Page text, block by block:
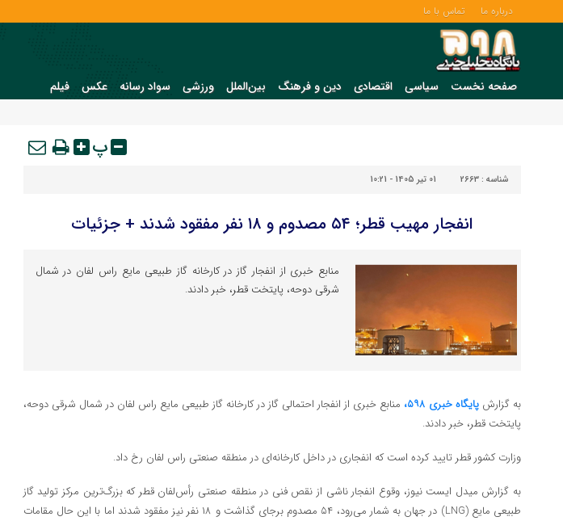
درباره ما تماس با ما
صفحه نخست سیاسی اقتصادی دین و فرهنگ بین‌الملل ورزشی سواد رسانه عکس فیلم
پ
شناسه : 2663 01 تیر 1405 - 10:21
انفجار مهیب قطر؛ ۵۴ مصدوم و ۱۸ نفر مفقود شدند + جزئیات
منابع خبری از انفجار گاز در کارخانه گاز طبیعی مایع راس لفان در شمال
شرقی دوحه، پایتخت قطر، خبر دادند.
به گزارشپایگاه خبری ۵۹۸،
منابع خبری از انفجار احتمالی گاز در کارخانه گاز طبیعی مایع راس لفان در شمال شرقی دوحه،
پایتخت قطر، خبر دادند.
وزارت کشور قطر تایید کرده است که انفجاری در داخل کارخانه‌ای در منطقه صنعتی راس لفان رخ داد.
به گزارش میدل ایست نیوز، وقوع انفجار ناشی از نقص فنی در منطقه صنعتی رأس‌لفان قطر که بزرگ‌ترین مرکز تولید گاز
طبیعی مایع (LNG) در جهان به شمار می‌رود، ۵۴ مصدوم برجای گذاشت و ۱۸ نفر نیز مفقود شدند اما با این حال مقامات